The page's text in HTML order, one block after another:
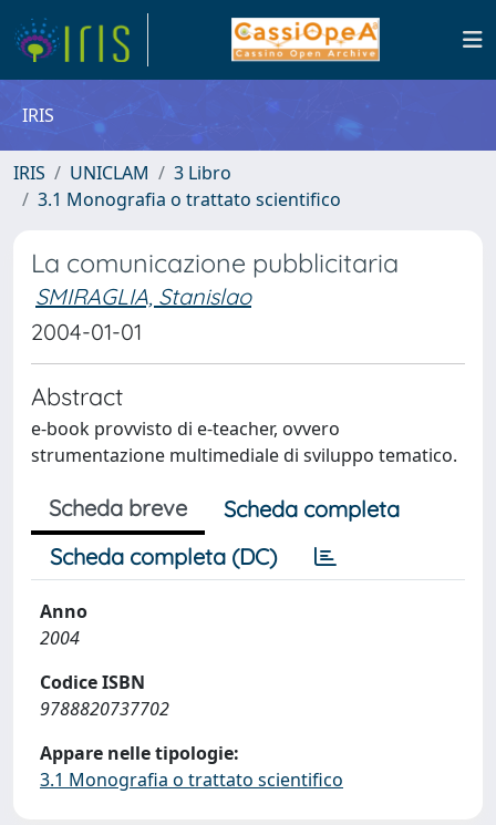
IRIS
IRIS UNICLAM
3 Libro
3.1 Monografia o trattato scientifico
La comunicazione pubblicitaria
SMIRAGLIA, Stanislao
2004-01-01
Abstract
e-book provvisto di e-teacher, ovvero
strumentazione multimediale di sviluppo tematico.
Scheda breve
Scheda completa
Scheda completa (DC)
Anno
2004
Codice ISBN
9788820737702
Appare nelle tipologie:
3.1 Monografia o trattato scientifico